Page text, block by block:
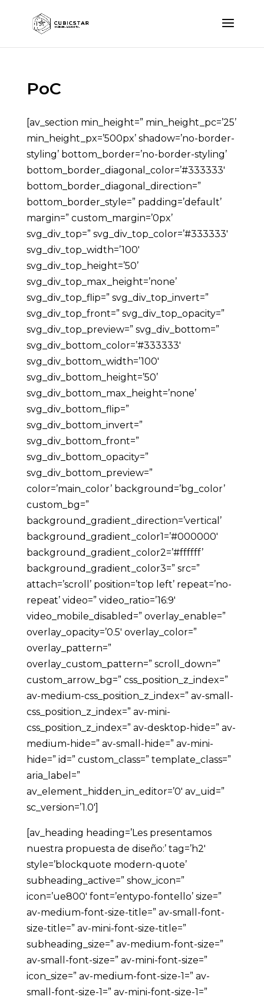
PoC
[av_section min_height=” min_height_pc=’25’
min_height_px=’500px’ shadow=’no-border-
styling’ bottom_border=’no-border-styling’
bottom_border_diagonal_color=’#333333′
bottom_border_diagonal_direction=”
bottom_border_style=” padding=’default’
margin=” custom_margin=’0px’
svg_div_top=” svg_div_top_color=’#333333′
svg_div_top_width=’100′
svg_div_top_height=’50’
svg_div_top_max_height=’none’
svg_div_top_flip=” svg_div_top_invert=”
svg_div_top_front=” svg_div_top_opacity=”
svg_div_top_preview=” svg_div_bottom=”
svg_div_bottom_color=’#333333′
svg_div_bottom_width=’100′
svg_div_bottom_height=’50’
svg_div_bottom_max_height=’none’
svg_div_bottom_flip=”
svg_div_bottom_invert=”
svg_div_bottom_front=”
svg_div_bottom_opacity=”
svg_div_bottom_preview=”
color=’main_color’ background=’bg_color’
custom_bg=”
background_gradient_direction=’vertical’
background_gradient_color1=’#000000′
background_gradient_color2=’#ffffff’
background_gradient_color3=” src=”
attach=’scroll’ position=’top left’ repeat=’no-
repeat’ video=” video_ratio=’16:9′
video_mobile_disabled=” overlay_enable=”
overlay_opacity=’0.5′ overlay_color=”
overlay_pattern=”
overlay_custom_pattern=” scroll_down=”
custom_arrow_bg=” css_position_z_index=”
av-medium-css_position_z_index=” av-small-
css_position_z_index=” av-mini-
css_position_z_index=” av-desktop-hide=” av-
medium-hide=” av-small-hide=” av-mini-
hide=” id=” custom_class=” template_class=”
aria_label=”
av_element_hidden_in_editor=’0′ av_uid=”
sc_version=’1.0′]
[av_heading heading=’Les presentamos
nuestra propuesta de diseño:’ tag=’h2′
style=’blockquote modern-quote’
subheading_active=” show_icon=”
icon=’ue800′ font=’entypo-fontello’ size=”
av-medium-font-size-title=” av-small-font-
size-title=” av-mini-font-size-title=”
subheading_size=” av-medium-font-size=”
av-small-font-size=” av-mini-font-size=”
icon_size=” av-medium-font-size-1=” av-
small-font-size-1=” av-mini-font-size-1=”